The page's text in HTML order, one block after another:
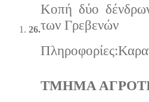
26.
Κοπή δύο
των Γρεβενών
ΤΜΗΜΑ